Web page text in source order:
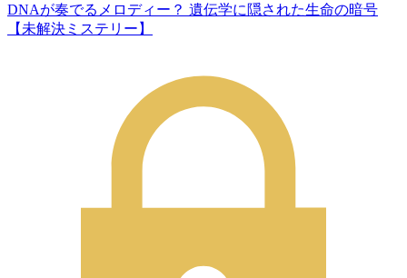
DNAが奏でるメロディー？ 遺伝学に隠された生命の暗号
【未解決ミステリー】